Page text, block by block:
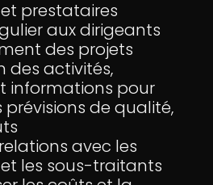
prestataires
aux dirigeants
des projets
des activités,
informations pour
prévisions de qualité,
avec les
les sous-traitants